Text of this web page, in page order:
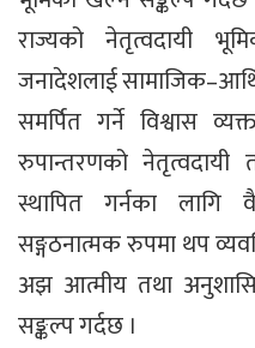
राज्यको नेतृत्वदायी
जनादेशलाई
समर्पित गर्ने विश्वास
रुपान्तरणको नेतृत्वदायी
स्थापित गर्नका
सङ्गठनात्मक रुपमा थप
अझ आत्मीय तथा
सङ्कल्प गर्दछ ।